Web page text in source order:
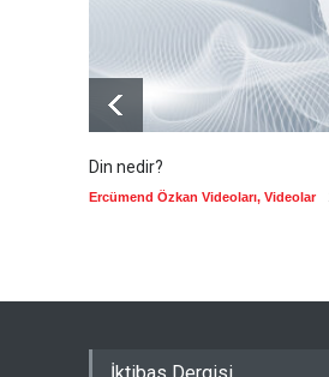
Din nedir?
Ercümend Özkan Videoları, Videolar